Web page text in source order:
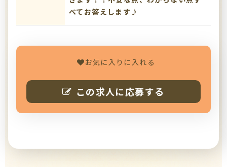
べてお答えします♪
お気に入りに入れる
この求人に応募する